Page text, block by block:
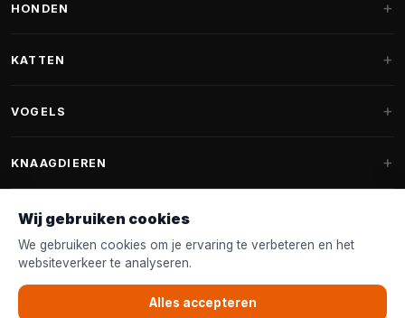
HONDEN
Fantail hondenmanden
Hondenspeelgoed
Halsband & Lijn
Shampoo & Verzorging
KATTEN
Krabpalen voor Maine Coon
Kattenmanden
VOGELS
Vogelvoer binnenvogels
Voederhuisjes
Nestkastjes & Nesting
Tuinvogelvoer
KNAAGDIEREN
Knaagdierenvoer
Accessoires
KLANTENSERVICE
Wij gebruiken cookies
We gebruiken cookies om je ervaring te verbeteren en het
websiteverkeer te analyseren.
Alles accepteren